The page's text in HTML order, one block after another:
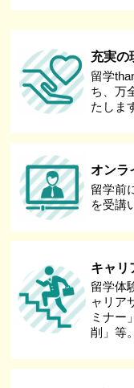
充実の
留学
ち、万
たしま
オンラ
留学前
を受講
キャリ
留学体
ャリア
ミナー
削」等。